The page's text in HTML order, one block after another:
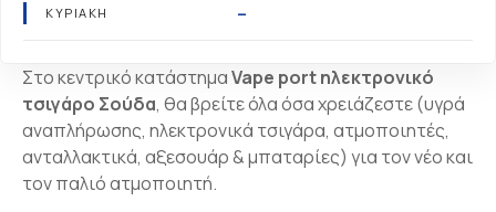
ΚΥΡΙΑΚΉ –
Στο κεντρικό κατάστημαVape port ηλεκτρονικό
τσιγάρο Σούδα, θα βρείτε όλα όσα χρειάζεστε (υγρά
αναπλήρωσης, ηλεκτρονικά τσιγάρα, ατμοποιητές,
ανταλλακτικά, αξεσουάρ & μπαταρίες) για τον νέο και
τον παλιό ατμοποιητή.